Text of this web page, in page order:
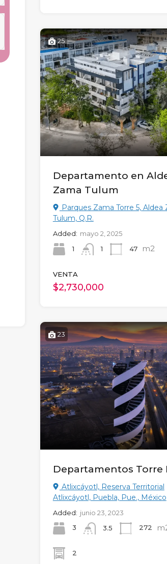
25
Departamento en
Zama Tulum
Parques Zama Torre 5, Aldea
Tulum, Q.R.
Added: mayo 2, 2025
1
1 47 m2
VENTA
$2,730,000
23
Departamentos Torre
Atlixcáyotl, Reserva Territorial
Atlixcáyotl, Puebla, Pue., México
Added: junio 23, 2023
3
3.5 272
2